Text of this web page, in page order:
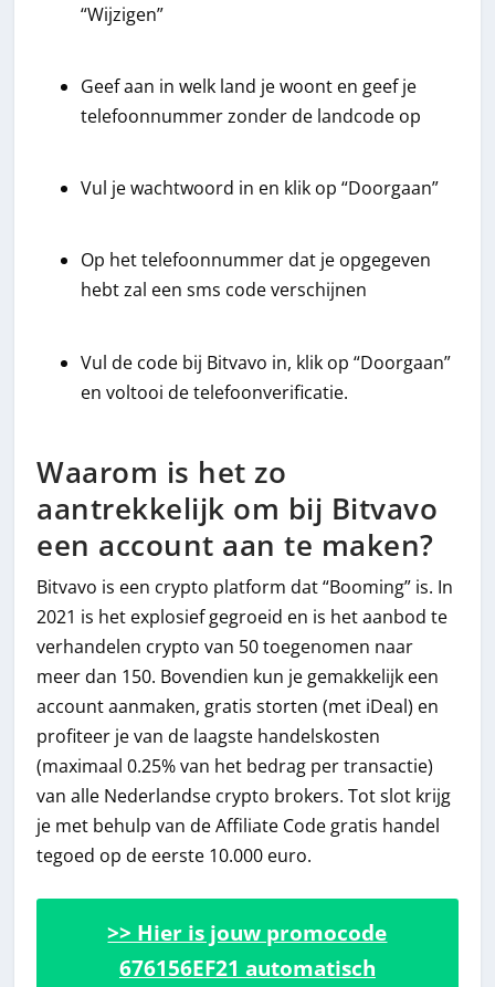
“Wijzigen”
Geef aan in welk land je woont en geef je
telefoonnummer zonder de landcode op
Vul je wachtwoord in en klik op “Doorgaan”
Op het telefoonnummer dat je opgegeven
hebt zal een sms code verschijnen
Vul de code bij Bitvavo in, klik op “Doorgaan”
en voltooi de telefoonverificatie.
Waarom is het zo
aantrekkelijk om bij Bitvavo
een account aan te maken?
Bitvavo is een crypto platform dat “Booming” is. In
2021 is het explosief gegroeid en is het aanbod te
verhandelen crypto van 50 toegenomen naar
meer dan 150. Bovendien kun je gemakkelijk een
account aanmaken, gratis storten (met iDeal) en
profiteer je van de laagste handelskosten
(maximaal 0.25% van het bedrag per transactie)
van alle Nederlandse crypto brokers. Tot slot krijg
je met behulp van de Affiliate Code gratis handel
tegoed op de eerste 10.000 euro.
>> Hier is jouw promocode
676156EF21 automatisch